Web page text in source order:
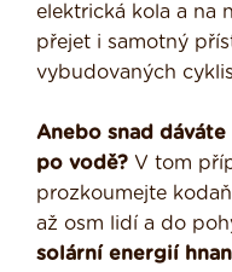
elektrická kola a na
přejet i samotný
vybudovaných
Anebo snad
po vodě? V tom
prozkoumejte
až osm lidí a do
solární energií